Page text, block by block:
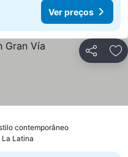
Ver preços
Partilhar
contemporâneo
La Latina